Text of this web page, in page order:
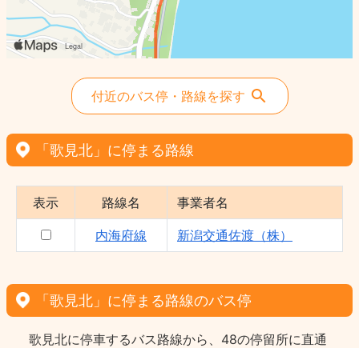
付近のバス停・路線を探す
「歌見北」に停まる路線
表示 路線名 事業者名
内海府線 新潟交通佐渡（株）
「歌見北」に停まる路線のバス停
歌見北に停車するバス路線から、48の停留所に直通